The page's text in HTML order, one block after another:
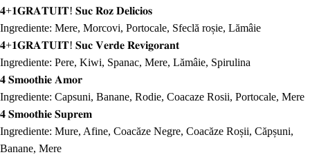
𝟒+𝟏𝐆𝐑𝐀𝐓𝐔𝐈𝐓! 𝐒𝐮𝐜 𝐑𝐨𝐳 𝐃𝐞𝐥𝐢𝐜𝐢𝐨𝐬
Ingrediente: Mere, Morcovi, Portocale, Sfeclă roșie, Lămâie
𝟒+𝟏𝐆𝐑𝐀𝐓𝐔𝐈𝐓! 𝐒𝐮𝐜 𝐕𝐞𝐫𝐝𝐞 𝐑𝐞𝐯𝐢𝐠𝐨𝐫𝐚𝐧𝐭
Ingrediente: Pere, Kiwi, Spanac, Mere, Lămâie, Spirulina
𝟒 𝐒𝐦𝐨𝐨𝐭𝐡𝐢𝐞 𝐀𝐦𝐨𝐫
Ingrediente: Capsuni, Banane, Rodie, Coacaze Rosii, Portocale, Mere
𝟒 𝐒𝐦𝐨𝐨𝐭𝐡𝐢𝐞 𝐒𝐮𝐩𝐫𝐞𝐦
Ingrediente: Mure, Afine, Coacăze Negre, Coacăze Roșii, Căpșuni,
Banane, Mere